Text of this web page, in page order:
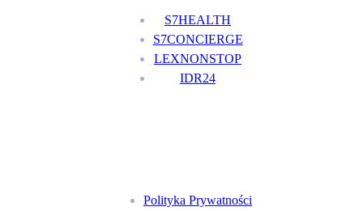
S7HEALTH
S7CONCIERGE
LEXNONSTOP
IDR24
Polityka Prywatności